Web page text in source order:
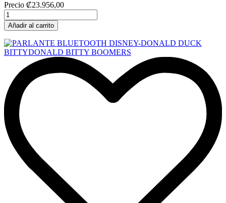
Precio ₡23.956,00
Añadir al carrito